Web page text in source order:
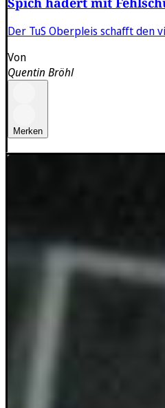
Der TuS Oberpleis schafft den
Von
Quentin Bröhl
Merken